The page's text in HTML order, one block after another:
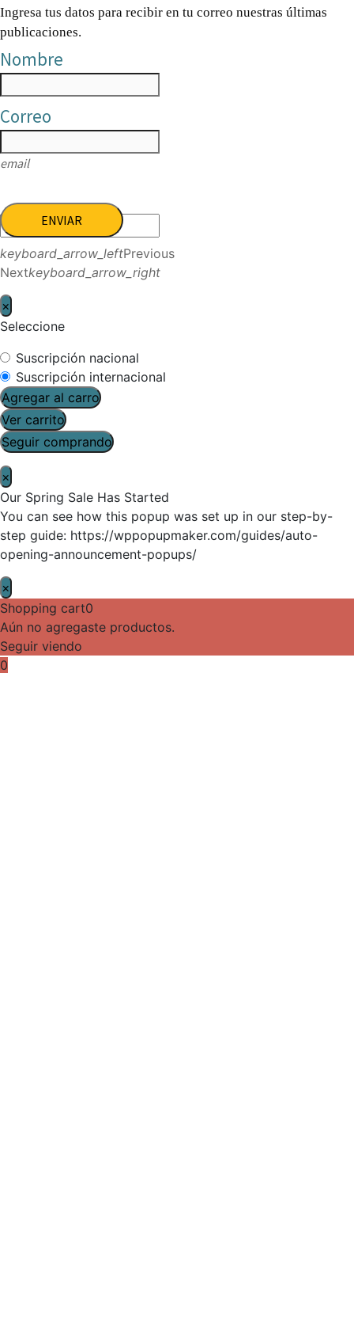
Ingresa tus datos para recibir en tu correo nuestras últimas
publicaciones.
Nombre
Correo
email
ENVIAR
keyboard_arrow_leftPrevious
Nextkeyboard_arrow_right
×
Seleccione
Suscripción nacional
Suscripción internacional
Agregar al carro
Ver carrito
Seguir comprando
×
Our Spring Sale Has Started
You can see how this popup was set up in our step-by-
step guide: https://wppopupmaker.com/guides/auto-
opening-announcement-popups/
×
Shopping cart0
Aún no agregaste productos.
Seguir viendo
0